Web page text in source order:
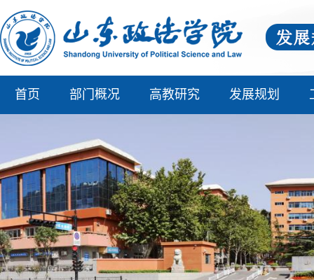
首页 部门概况 高教研究 发展规划